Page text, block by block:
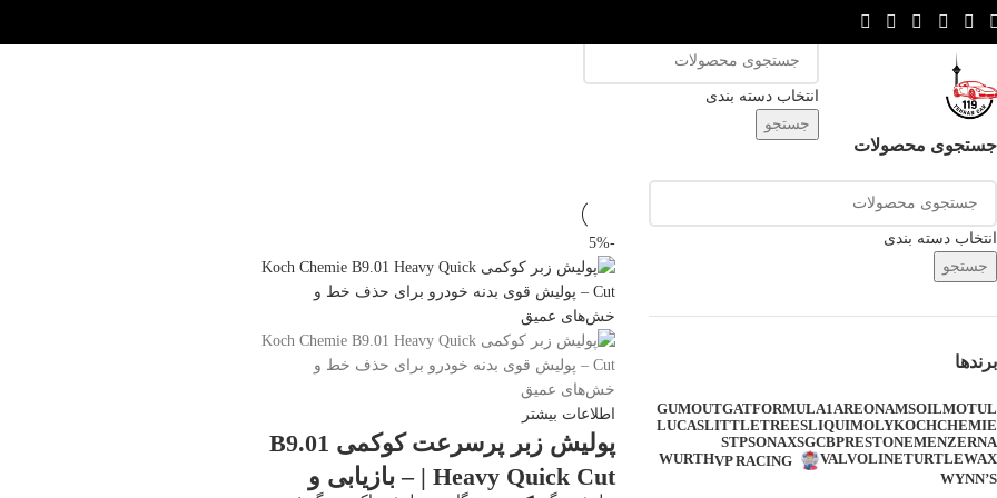
انتخاب دسته بندی
جستجو
جستجوی محصولات
انتخاب دسته بندی
جستجو
برندها
MOTUL
AMSOIL
AREON
FORMULA1
GAT
GUMOUT
KOCHCHEMIE
LIQUIMOLY
LITTLETREES
LUCAS
MENZERNA
PRESTONE
SGCB
SONAX
STP
TURTLEWAX
VALVOLINE
VP RACING
WURTH
WYNN’S
-5%
اطلاعات بیشتر
پولیش زبر پرسرعت کوکمی B9.01
| Heavy Quick Cut – بازیابی و